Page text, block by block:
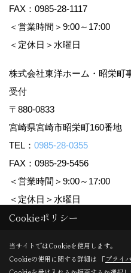
FAX：0985-28-1117
＜営業時間＞9:00～17:00
＜定休日＞水曜日
株式会社東洋ホーム・昭栄町
受付
〒880-0833
宮崎県宮崎市昭栄町160番地
TEL： 0985-28-0355
FAX：0985-29-5456
＜営業時間＞9:00～17:00
＜定休日＞水曜日
Copyright (c) TOYO HOME Co.,
Produced byゴデスクリエイト
Cookieポリシー
当サイトではCookieを使用します。
Cookieの使用に関する詳細は 「プライ